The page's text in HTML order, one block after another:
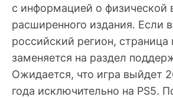
с информацией о физической
расширенного издания. Если
российский регион, страница
заменяется на раздел
Ожидается, что игра выйдет
года исключительно на PS5.